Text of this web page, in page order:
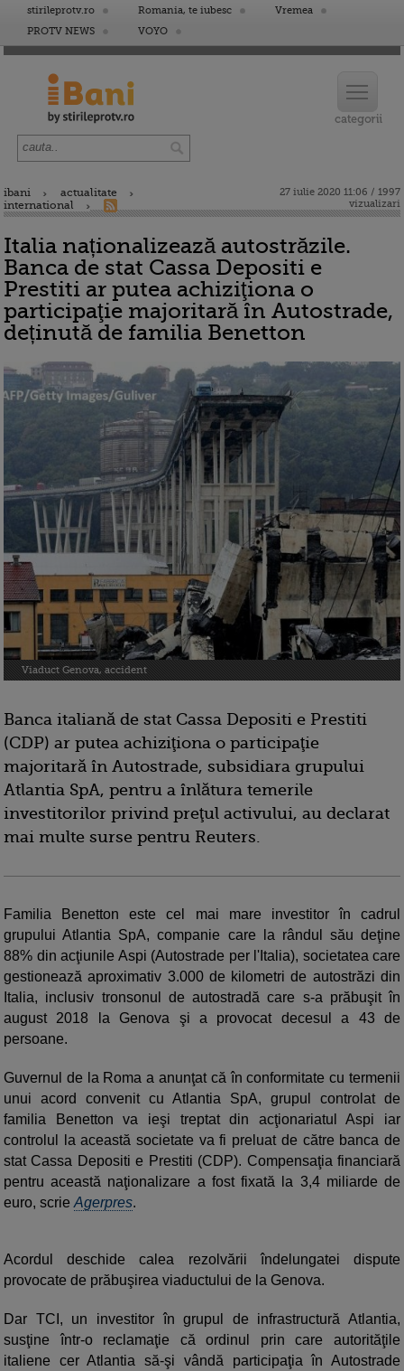
stirileprotv.ro Romania, te iubesc
Vremea
PROTV NEWS
VOYO
ibani
actualitate
international
27 iulie 2020 11:06 / 1997
vizualizari
Italia naționalizează autostrăzile.
Banca de stat Cassa Depositi e
Prestiti ar putea achiziţiona o
participaţie majoritară în Autostrade,
deținută de familia Benetton
Viaduct Genova, accident
Banca italiană de stat Cassa Depositi e Prestiti
(CDP) ar putea achiziţiona o participaţie
majoritară în Autostrade, subsidiara grupului
Atlantia SpA, pentru a înlătura temerile
investitorilor privind preţul activului, au declarat
mai multe surse pentru Reuters.
Familia Benetton este cel mai mare investitor în cadrul
grupului Atlantia SpA, companie care la rândul său deţine
88% din acţiunile Aspi (Autostrade per l'Italia), societatea care
gestionează aproximativ 3.000 de kilometri de autostrăzi din
Italia, inclusiv tronsonul de autostradă care s-a prăbuşit în
august 2018 la Genova şi a provocat decesul a 43 de
persoane.
Guvernul de la Roma a anunţat că în conformitate cu termenii
unui acord convenit cu Atlantia SpA, grupul controlat de
familia Benetton va ieşi treptat din acţionariatul Aspi iar
controlul la această societate va fi preluat de către banca de
stat Cassa Depositi e Prestiti (CDP). Compensaţia financiară
pentru această naţionalizare a fost fixată la 3,4 miliarde de
euro, scrie Agerpres.
Acordul deschide calea rezolvării îndelungatei dispute
provocate de prăbuşirea viaductului de la Genova.
Dar TCI, un investitor în grupul de infrastructură Atlantia,
susţine într-o reclamaţie că ordinul prin care autorităţile
italiene cer Atlantia să-şi vândă participaţia în Autostrade